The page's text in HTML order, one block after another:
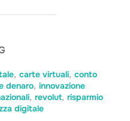
, carte virtuali, conto
denaro, innovazione
, revolut, risparmio
digitale